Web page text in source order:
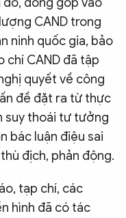
CAND trong
ninh quốc gia, bảo
chí CAND đã tập
quyết về công
đề đặt ra từ thực
suy thoái tư tưởng
bác luận điệu sai
địch, phản động.
tạp chí, các
hình đã có tác